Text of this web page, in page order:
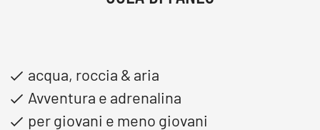
acqua, roccia & aria
Avventura e adrenalina
per giovani e meno giovani